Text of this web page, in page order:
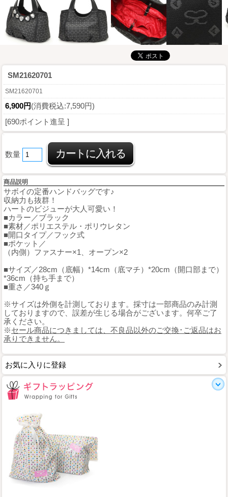
SM21620701
SM21620701
6,900円(消費税込:7,590円)
[690ポイント進呈 ]
数量
商品説明
サボイの定番ハンドバッグです♪
収納力も抜群！
ハートのビジューが大人可愛い！
■カラー／ブラック
■素材／ポリエステル・ポリウレタン
■開口タイプ／フック式
■ポケット／
（内側）ファスナー×1、オープン×2
■サイズ／28cm（底幅）*14cm（底マチ）*20cm（開口部まで）
*36cm（持ち手まで）
■重さ／340ｇ
※サイズは外側を計測しております。採寸は一部商品のみ計測
しておりますので、誤差が生じる場合がございます。何卒ご了
承ください。
※セール商品につきましては、不良品以外のご交換･ご返品はお
承りできません。
お気に入りに登録